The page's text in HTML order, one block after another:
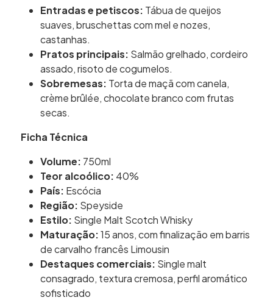
Entradas e petiscos: Tábua de queijos
suaves, bruschettas com mel e nozes,
castanhas.
Pratos principais: Salmão grelhado, cordeiro
assado, risoto de cogumelos.
Sobremesas: Torta de maçã com canela,
crème brûlée, chocolate branco com frutas
secas.
Ficha Técnica
Volume: 750ml
Teor alcoólico: 40%
País: Escócia
Região: Speyside
Estilo: Single Malt Scotch Whisky
Maturação:15 anos, com finalização em barris
de carvalho francês Limousin
Destaques comerciais: Single malt
consagrado, textura cremosa, perfil aromático
sofisticado